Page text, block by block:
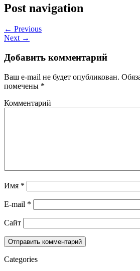
Post navigation
← Previous
Next →
Добавить комментарий
Ваш e-mail не будет опубликован.
помечены *
Комментарий
Имя *
E-mail *
Сайт
Categories